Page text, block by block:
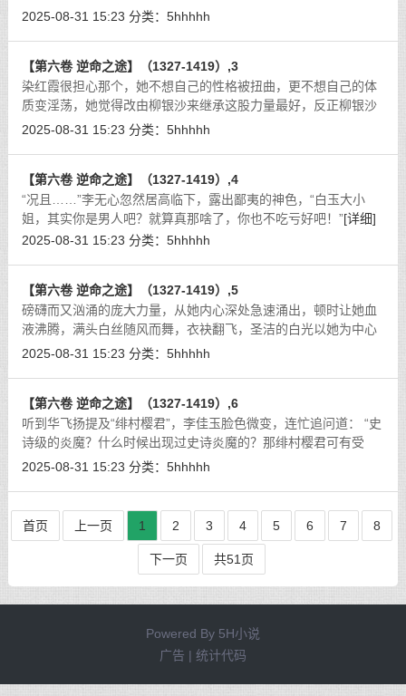
风，飞沙走石，滚滚的乌云完全遮蔽了天空！
2025-08-31 15:23 分类： 5hhhhh
【第六卷 逆命之途】（1327-1419）,3
染红霞很担心那个，她不想自己的性格被扭曲，更不想自己的体
质变淫荡，她觉得改由柳银沙来继承这股力量最好，反正柳银沙
本来就很水性杨花。[详细]
2025-08-31 15:23 分类： 5hhhhh
【第六卷 逆命之途】（1327-1419）,4
“况且……”李无心忽然居高临下，露出鄙夷的神色，“白玉大小
姐，其实你是男人吧？就算真那啥了，你也不吃亏好吧！”[详细]
2025-08-31 15:23 分类： 5hhhhh
【第六卷 逆命之途】（1327-1419）,5
磅礴而又汹涌的庞大力量，从她内心深处急速涌出，顿时让她血
液沸腾，满头白丝随风而舞，衣袂翻飞，圣洁的白光以她为中心
朝四面八方照射而去，犹若白色的太阳，将方圆百里的一切都笼
2025-08-31 15:23 分类： 5hhhhh
【第六卷 逆命之途】（1327-1419）,6
听到华飞扬提及“绯村樱君”，李佳玉脸色微变，连忙追问道： “史
诗级的炎魔？什么时候出现过史诗炎魔的？那绯村樱君可有受
伤？” [详细]
2025-08-31 15:23 分类： 5hhhhh
首页 上一页 1 2 3 4 5 6 7 8
下一页 共51页
Powered By 5H小说
广告 | 统计代码